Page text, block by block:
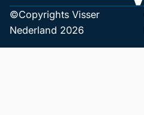
©Copyrights Visser
Nederland 2026